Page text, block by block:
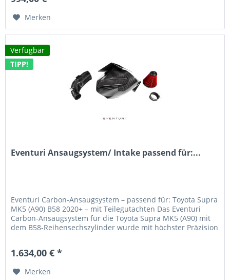
Merken
Verfügbar
TIPP!
Eventuri Ansaugsystem/ Intake passend für:...
Eventuri Carbon-Ansaugsystem – passend für: Toyota Supra
MK5 (A90) B58 2020+ – mit Teilegutachten Das Eventuri
Carbon-Ansaugsystem für die Toyota Supra MK5 (A90) mit
dem B58-Reihensechszylinder wurde mit höchster Präzision
1.634,00 € *
Merken